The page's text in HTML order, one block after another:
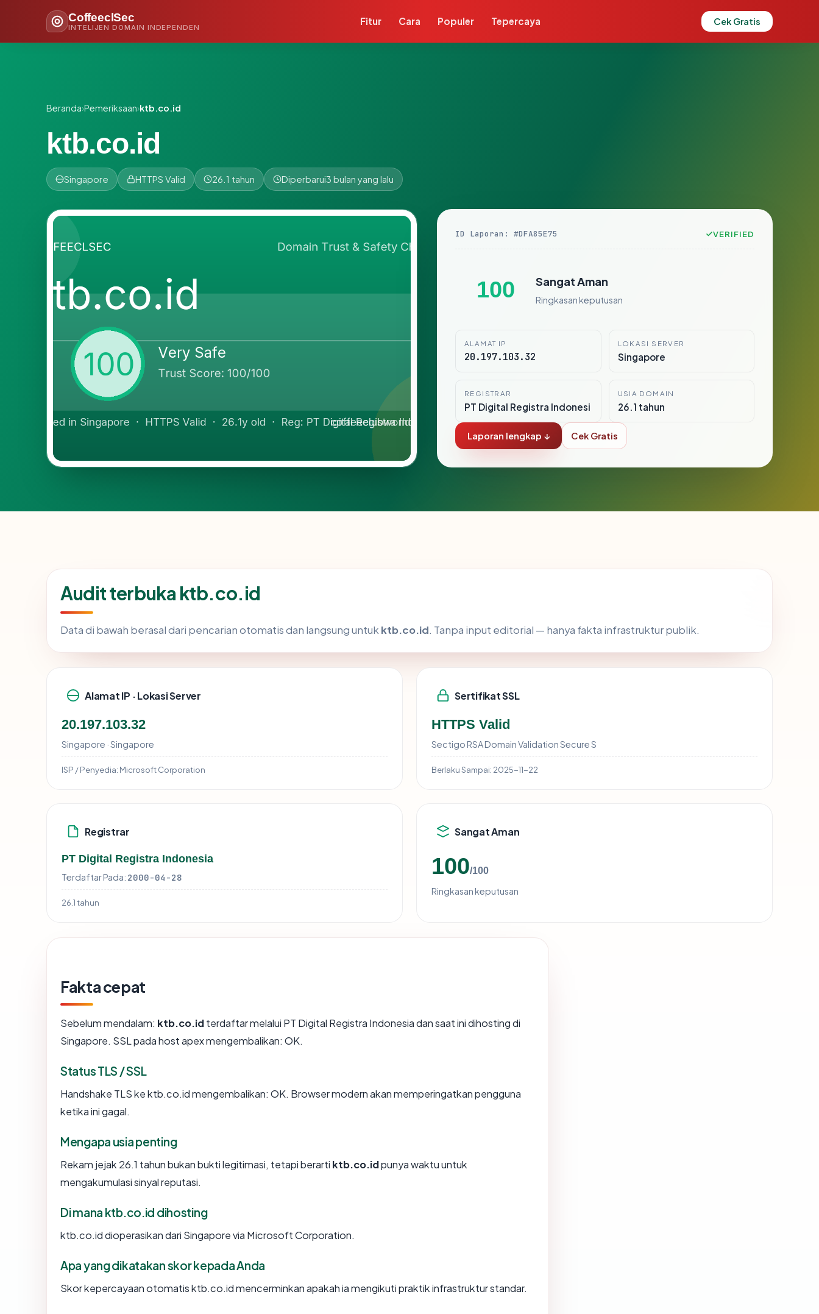
CoffeeclSec
INTELIJEN DOMAIN INDEPENDEN
Fitur Cara Populer Tepercaya Cek Gratis
Beranda›Pemeriksaan›ktb.co.id
ktb.co.id
Singapore HTTPS Valid 26.1 tahun Diperbarui3 bulan yang lalu
ID Laporan: #DFA85E75 VERIFIED
100 Sangat Aman
Ringkasan keputusan
ALAMAT IP
20.197.103.32
LOKASI SERVER
Singapore
REGISTRAR
PT Digital Registra Indonesi
USIA DOMAIN
26.1 tahun
Laporan lengkap ↓ Cek Gratis
Audit terbuka ktb.co.id
Data di bawah berasal dari pencarian otomatis dan langsung untuk ktb.co.id. Tanpa input editorial — hanya fakta infrastruktur publik.
Alamat IP · Lokasi Server
20.197.103.32
Singapore · Singapore
ISP / Penyedia: Microsoft Corporation
Sertifikat SSL
HTTPS Valid
Sectigo RSA Domain Validation Secure S
Berlaku Sampai: 2025-11-22
Registrar
PT Digital Registra Indonesia
Terdaftar Pada: 2000-04-28
26.1 tahun
Sangat Aman
100/100
Ringkasan keputusan
Fakta cepat
Sebelum mendalam: ktb.co.idterdaftar melalui PT Digital Registra Indonesia dan saat ini dihosting di
Singapore. SSL pada host apex mengembalikan: OK.
Status TLS / SSL
Handshake TLS ke ktb.co.id mengembalikan: OK. Browser modern akan memperingatkan pengguna
ketika ini gagal.
Mengapa usia penting
Rekam jejak 26.1 tahun bukan bukti legitimasi, tetapi berarti ktb.co.idpunya waktu untuk
mengakumulasi sinyal reputasi.
Di mana ktb.co.id dihosting
ktb.co.id dioperasikan dari Singapore via Microsoft Corporation.
Apa yang dikatakan skor kepada Anda
Skor kepercayaan otomatis ktb.co.id mencerminkan apakah ia mengikuti praktik infrastruktur standar.